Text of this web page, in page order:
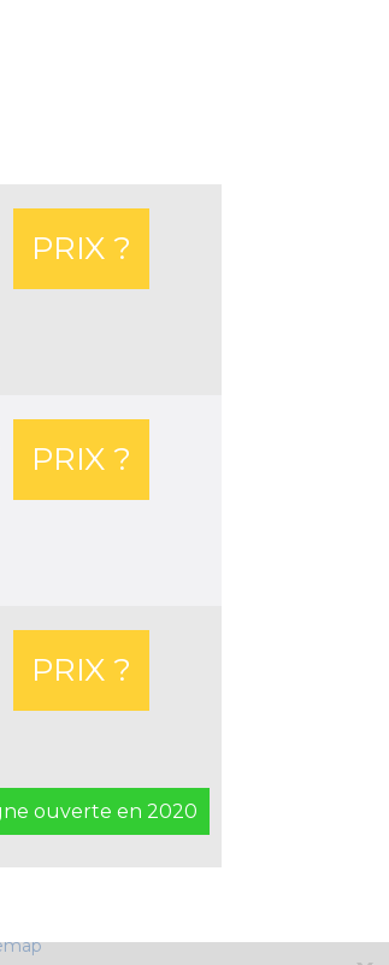
PRIX ?
PRIX ?
PRIX ?
ouverte en 2020